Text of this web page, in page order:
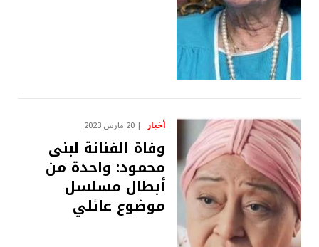
أخبار 20 مارس 2023
وفاة الفنانة لبنى
محمود: واحدة من
أبطال مسلسل
موضوع عائلي